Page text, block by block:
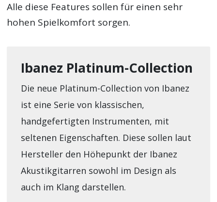
Alle diese Features sollen für einen sehr
hohen Spielkomfort sorgen.
Ibanez Platinum-Collection
Die neue Platinum-Collection von Ibanez
ist eine Serie von klassischen,
handgefertigten Instrumenten, mit
seltenen Eigenschaften. Diese sollen laut
Hersteller den Höhepunkt der Ibanez
Akustikgitarren sowohl im Design als
auch im Klang darstellen.